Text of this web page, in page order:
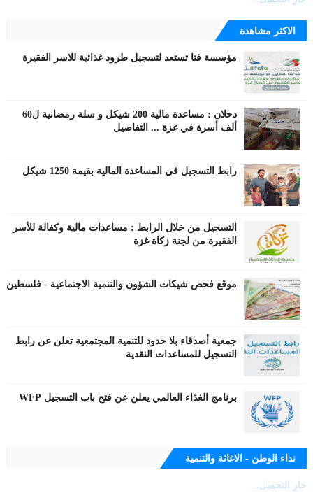
الاكثر مشاهدة
مؤسسة فتا تستعد لتسجيل طرود غذائية للاسر الفقيرة
دحلان : مساعدة مالية 200 شيكل و سلة رمضانية ل60
ألف أسرة في غزة ... التفاصيل
رابط التسجيل في المساعدة المالية بقيمة 1250 شيكل
التسجيل من خلال الرابط : مساعدات مالية وكفالة للأسر
الفقيرة من لجنة زكاة غزة
موقع فحص شيكات الشؤون والتنمية الاجتماعية - فلسطين
جمعية أصدقاء بلا حدود للتنمية المجتمعية تعلن عن رابط
التسجيل للمساعدات النقدية
برنامج الغذاء العالمي يعلن عن فتح باب التسجيل WFP
نداء الوطن - الاغاثة والتنمية
جارٍ التحميل...